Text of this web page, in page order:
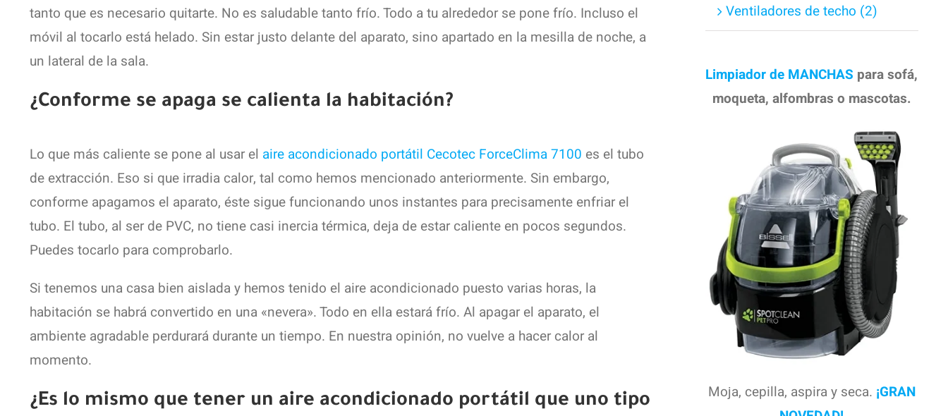
tanto que es necesario quitarte. No es saludable tanto frío. Todo a tu alrededor se pone frío. Incluso el
móvil al tocarlo está helado. Sin estar justo delante del aparato, sino apartado en la mesilla de noche, a
un lateral de la sala.
¿Conforme se apaga se calienta la habitación?
Lo que más caliente se pone al usar el aire acondicionado portátil Cecotec ForceClima 7100 es el tubo
de extracción. Eso si que irradia calor, tal como hemos mencionado anteriormente. Sin embargo,
conforme apagamos el aparato, éste sigue funcionando unos instantes para precisamente enfriar el
tubo. El tubo, al ser de PVC, no tiene casi inercia térmica, deja de estar caliente en pocos segundos.
Puedes tocarlo para comprobarlo.
Si tenemos una casa bien aislada y hemos tenido el aire acondicionado puesto varias horas, la
habitación se habrá convertido en una «nevera». Todo en ella estará frío. Al apagar el aparato, el
ambiente agradable perdurará durante un tiempo. En nuestra opinión, no vuelve a hacer calor al
momento.
¿Es lo mismo que tener un aire acondicionado portátil que uno tipo
Ventiladores de techo (2)
Limpiador de MANCHAS para sofá,
moqueta, alfombras o mascotas.
Moja, cepilla, aspira y seca. ¡GRAN